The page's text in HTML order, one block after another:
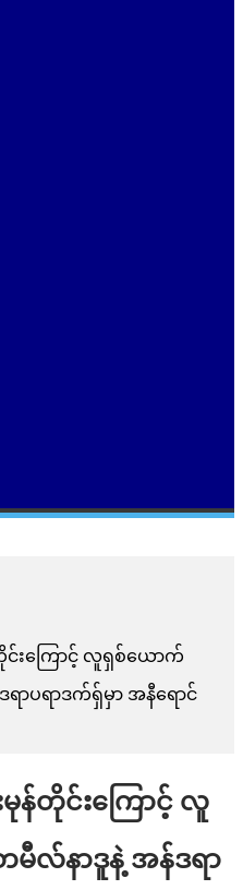
းကြောင့် လူရှစ်ယောက်
ာပရာဒက်ရှ်မှာ အနီရောင်
န်တိုင်းကြောင့် လူ
လ်နာဒူနဲ့ အန်ဒရာ